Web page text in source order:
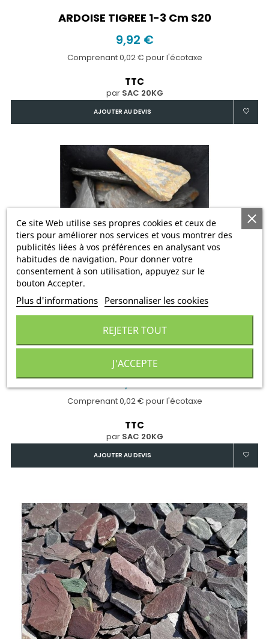
ARDOISE TIGREE 1-3 Cm S20
9,92 €
Comprenant 0,02 € pour l'écotaxe
TTC
par SAC 20KG
AJOUTER AU DEVIS
ARDOISE TIGREE 4-6 Cm S20
12,02 €
Comprenant 0,02 € pour l'écotaxe
TTC
par SAC 20KG
AJOUTER AU DEVIS
Ce site Web utilise ses propres cookies et ceux de
tiers pour améliorer nos services et vous montrer des
publicités liées à vos préférences en analysant vos
habitudes de navigation. Pour donner votre
consentement à son utilisation, appuyez sur le
bouton Accepter.
Plus d'informations Personnaliser les cookies
REJETER TOUT
J'ACCEPTE